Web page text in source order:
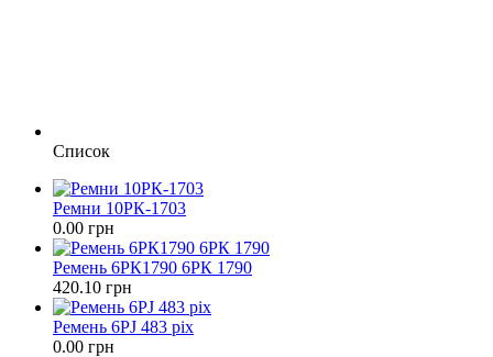
Список
Ремни 10РК-1703
0.00 грн
Ремень 6РК1790 6РК 1790
420.10 грн
Ремень 6PJ 483 pix
0.00 грн